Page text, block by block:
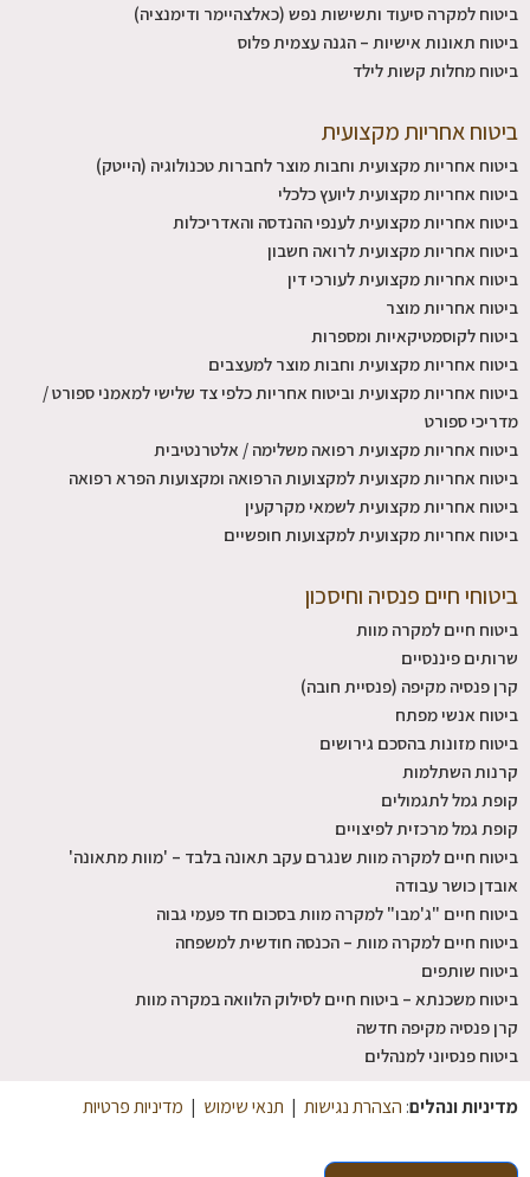
ביטוח למקרה סיעוד ותשישות נפש (כאלצהיימר ודימנציה)
ביטוח תאונות אישיות – הגנה עצמית פלוס
ביטוח מחלות קשות לילד
ביטוח אחריות מקצועית
ביטוח אחריות מקצועית וחבות מוצר לחברות טכנולוגיה (הייטק)
ביטוח אחריות מקצועית ליועץ כלכלי
ביטוח אחריות מקצועית לענפי ההנדסה והאדריכלות
ביטוח אחריות מקצועית לרואה חשבון
ביטוח אחריות מקצועית לעורכי דין
ביטוח אחריות מוצר
ביטוח לקוסמטיקאיות ומספרות
ביטוח אחריות מקצועית וחבות מוצר למעצבים
ביטוח אחריות מקצועית וביטוח אחריות כלפי צד שלישי למאמני ספורט /
מדריכי ספורט
ביטוח אחריות מקצועית רפואה משלימה / אלטרנטיבית
ביטוח אחריות מקצועית למקצועות הרפואה ומקצועות הפרא רפואה
ביטוח אחריות מקצועית לשמאי מקרקעין
ביטוח אחריות מקצועית למקצועות חופשיים
ביטוחי חיים פנסיה וחיסכון
ביטוח חיים למקרה מוות
שרותים פיננסיים
קרן פנסיה מקיפה (פנסיית חובה)
ביטוח אנשי מפתח
ביטוח מזונות בהסכם גירושים
קרנות השתלמות
קופת גמל לתגמולים
קופת גמל מרכזית לפיצויים
ביטוח חיים למקרה מוות שנגרם עקב תאונה בלבד – 'מוות מתאונה'
אובדן כושר עבודה
ביטוח חיים "ג'מבו" למקרה מוות בסכום חד פעמי גבוה
ביטוח חיים למקרה מוות – הכנסה חודשית למשפחה
ביטוח שותפים
ביטוח משכנתא – ביטוח חיים לסילוק הלוואה במקרה מוות
קרן פנסיה מקיפה חדשה
ביטוח פנסיוני למנהלים
מדיניות ונהלים: הצהרת נגישות | תנאי שימוש | מדיניות פרטיות